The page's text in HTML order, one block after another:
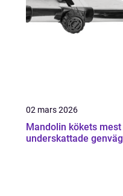
02 mars 2026
Mandolin kökets mest
underskattade genväg